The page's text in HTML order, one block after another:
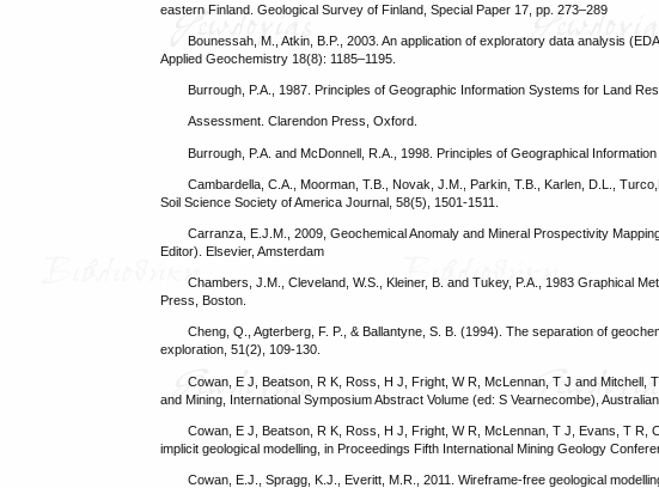
eastern Finland. Geological Survey of Finland, Special Paper 17, pp. 273–289
Bounessah, M., Atkin, B.P., 2003. An application of exploratory data analysis
Applied Geochemistry 18(8): 1185–1195.
Burrough, P.A., 1987. Principles of Geographic Information Systems for Land
Assessment. Clarendon Press, Oxford.
Burrough, P.A. and McDonnell, R.A., 1998. Principles of Geographical
Cambardella, C.A., Moorman, T.B., Novak, J.M., Parkin, T.B., Karlen, D.L.,
Soil Science Society of America Journal, 58(5), 1501-1511.
Carranza, E.J.M., 2009, Geochemical Anomaly and Mineral Prospectivity
Editor). Elsevier, Amsterdam
Chambers, J.M., Cleveland, W.S., Kleiner, B. and Tukey, P.A., 1983 Graphical
Press, Boston.
Cheng, Q., Agterberg, F. P., & Ballantyne, S. B. (1994). The separation of
exploration, 51(2), 109-130.
Cowan, E J, Beatson, R K, Ross, H J, Fright, W R, McLennan, T J and Mitchell,
and Mining, International Symposium Abstract Volume (ed: S Vearnecombe),
Cowan, E J, Beatson, R K, Ross, H J, Fright, W R, McLennan, T J, Evans, T R,
implicit geological modelling, in Proceedings Fifth International Mining Geology
Cowan, E.J., Spragg, K.J., Everitt, M.R., 2011. Wireframe-free geological